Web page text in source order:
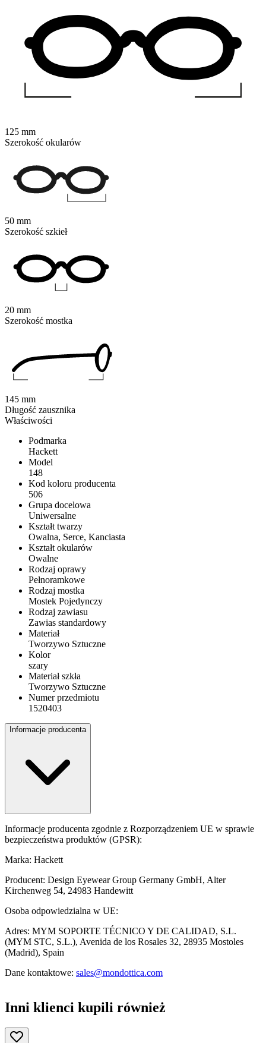
Właściwości
Podmarka
Hackett
Model
148
Kod koloru producenta
506
Grupa docelowa
Uniwersalne
Kształt twarzy
Owalna, Serce, Kanciasta
Kształt okularów
Owalne
Rodzaj oprawy
Pełnoramkowe
Rodzaj mostka
Mostek Pojedynczy
Rodzaj zawiasu
Zawias standardowy
Materiał
Tworzywo Sztuczne
Kolor
szary
Materiał szkła
Tworzywo Sztuczne
Numer przedmiotu
1520403
Informacje producenta
Informacje producenta zgodnie z Rozporządzeniem UE w sprawie
bezpieczeństwa produktów (GPSR):
Marka: Hackett
Producent: Design Eyewear Group Germany GmbH, Alter
Kirchenweg 54, 24983 Handewitt
Osoba odpowiedzialna w UE:
Adres: MYM SOPORTE TÉCNICO Y DE CALIDAD, S.L.
(MYM STC, S.L.), Avenida de los Rosales 32, 28935 Mostoles
(Madrid), Spain
Dane kontaktowe: sales@mondottica.com
125 mm
Szerokość okularów
50 mm
Szerokość szkieł
20 mm
Szerokość mostka
145 mm
Długość zausznika
Inni klienci kupili również